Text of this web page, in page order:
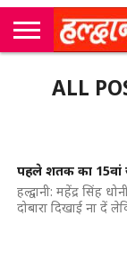
कॉर्नर
उत्तराखंड
न्यूज़
मनोरंजन
सम्पादकीय
अलर्ट्स
ALL
पहले शतक का 15वां
हल्द्वानी: महेंद्र सिंह
दोबारा दिखाई ना दें